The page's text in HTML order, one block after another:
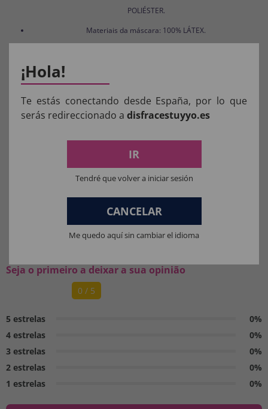
POLIÉSTER.
Materiais da máscara: 100% LÁTEX.
Aviso: Todos os produtos destinados a crianças
por um adulto.
Manter longe do fogo.
O QUE OS NOSSOS CLIENTES
Seja o primeiro a deixar a sua opinião
0 / 5
5 estrelas
0%
4 estrelas
0%
3 estrelas
0%
2 estrelas
0%
1 estrelas
0%
¡Hola!
Te estás conectando desde España, por lo que
serás redireccionado a disfracestuyyo.es
IR
Tendré que volver a iniciar sesión
CANCELAR
Me quedo aquí sin cambiar el idioma